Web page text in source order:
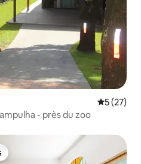
Note
5 (27)
- près du zoo
les plus aimés